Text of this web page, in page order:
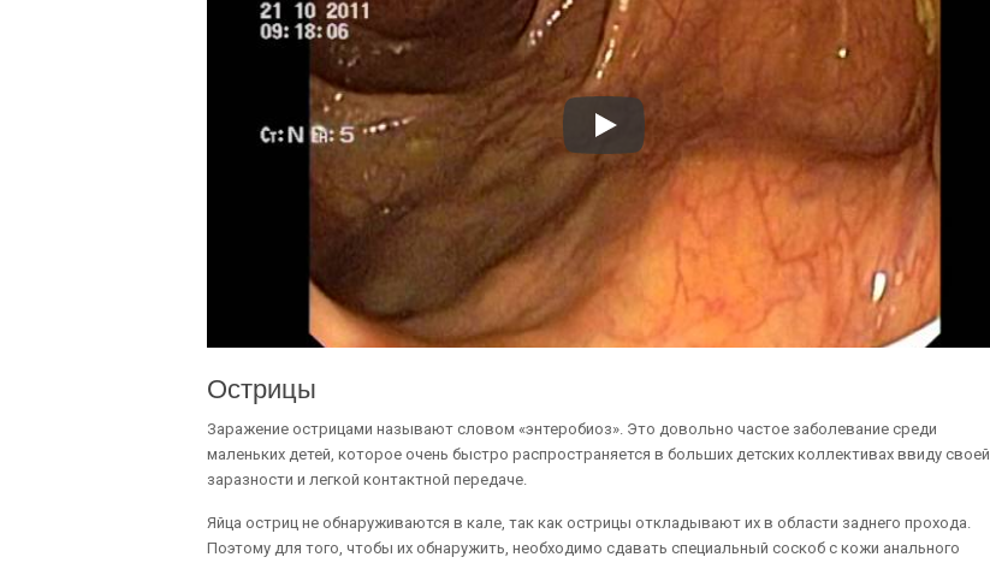
Острицы
Заражение острицами называют словом «энтеробиоз». Это довольно частое заболевание среди
маленьких детей, которое очень быстро распространяется в больших детских коллективах ввиду своей
заразности и легкой контактной передаче.
Яйца остриц не обнаруживаются в кале, так как острицы откладывают их в области заднего прохода.
Поэтому для того, чтобы их обнаружить, необходимо сдавать специальный соскоб с кожи анального